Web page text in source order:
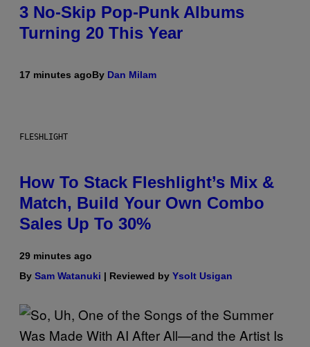
3 No-Skip Pop-Punk Albums
Turning 20 This Year
17 minutes agoBy Dan Milam
FLESHLIGHT
How To Stack Fleshlight’s Mix &
Match, Build Your Own Combo
Sales Up To 30%
29 minutes ago
By Sam Watanuki | Reviewed by Ysolt Usigan